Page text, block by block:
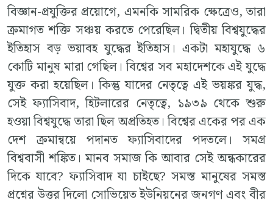
বিজ্ঞান-প্রযুক্তির প্রয়োগে, এমনকি সামরিক ক্ষেত্রেও, তারা
ক্রমাগত শক্তি সঞ্চয় করতে পেরেছিল। দ্বিতীয় বিশ্বযুদ্ধের
ইতিহাস বড় ভয়াবহ যুদ্ধের ইতিহাস। একটা মহাযুদ্ধে ৬
কোটি মানুষ মারা গেছিল। বিশ্বের সব মহাদেশকে এই যুদ্ধে
যুক্ত করা হয়েছিল। কিন্তু যাদের নেতৃত্বে এই ভয়ঙ্কর যুদ্ধ,
সেই ফ্যাসিবাদ, হিটলারের নেতৃত্বে, ১৯৩৯ থেকে শুরু
হওয়া বিশ্বযুদ্ধে তারা ছিল অপ্রতিহত। বিশ্বের একের পর এক
দেশ ক্রমান্বয়ে পদানত ফ্যাসিবাদের পদতলে। সমগ্র
বিশ্ববাসী শঙ্কিত। মানব সমাজ কি আবার সেই অন্ধকারের
দিকে যাবে? ফ্যাসিবাদ যা চাইছে? সমস্ত মানুষের সমস্ত
প্রশ্নের উত্তর দিলো সোভিয়েত ইউনিয়নের জনগণ এবং বীর